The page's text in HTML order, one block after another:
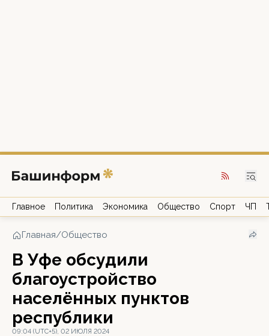
Главное Политика Экономика Общество Спорт ЧП
Главная/Общество
В Уфе обсудили
благоустройство
населённых пунктов
республики
09:04 (UTC+5), 02 ИЮЛЯ 2024